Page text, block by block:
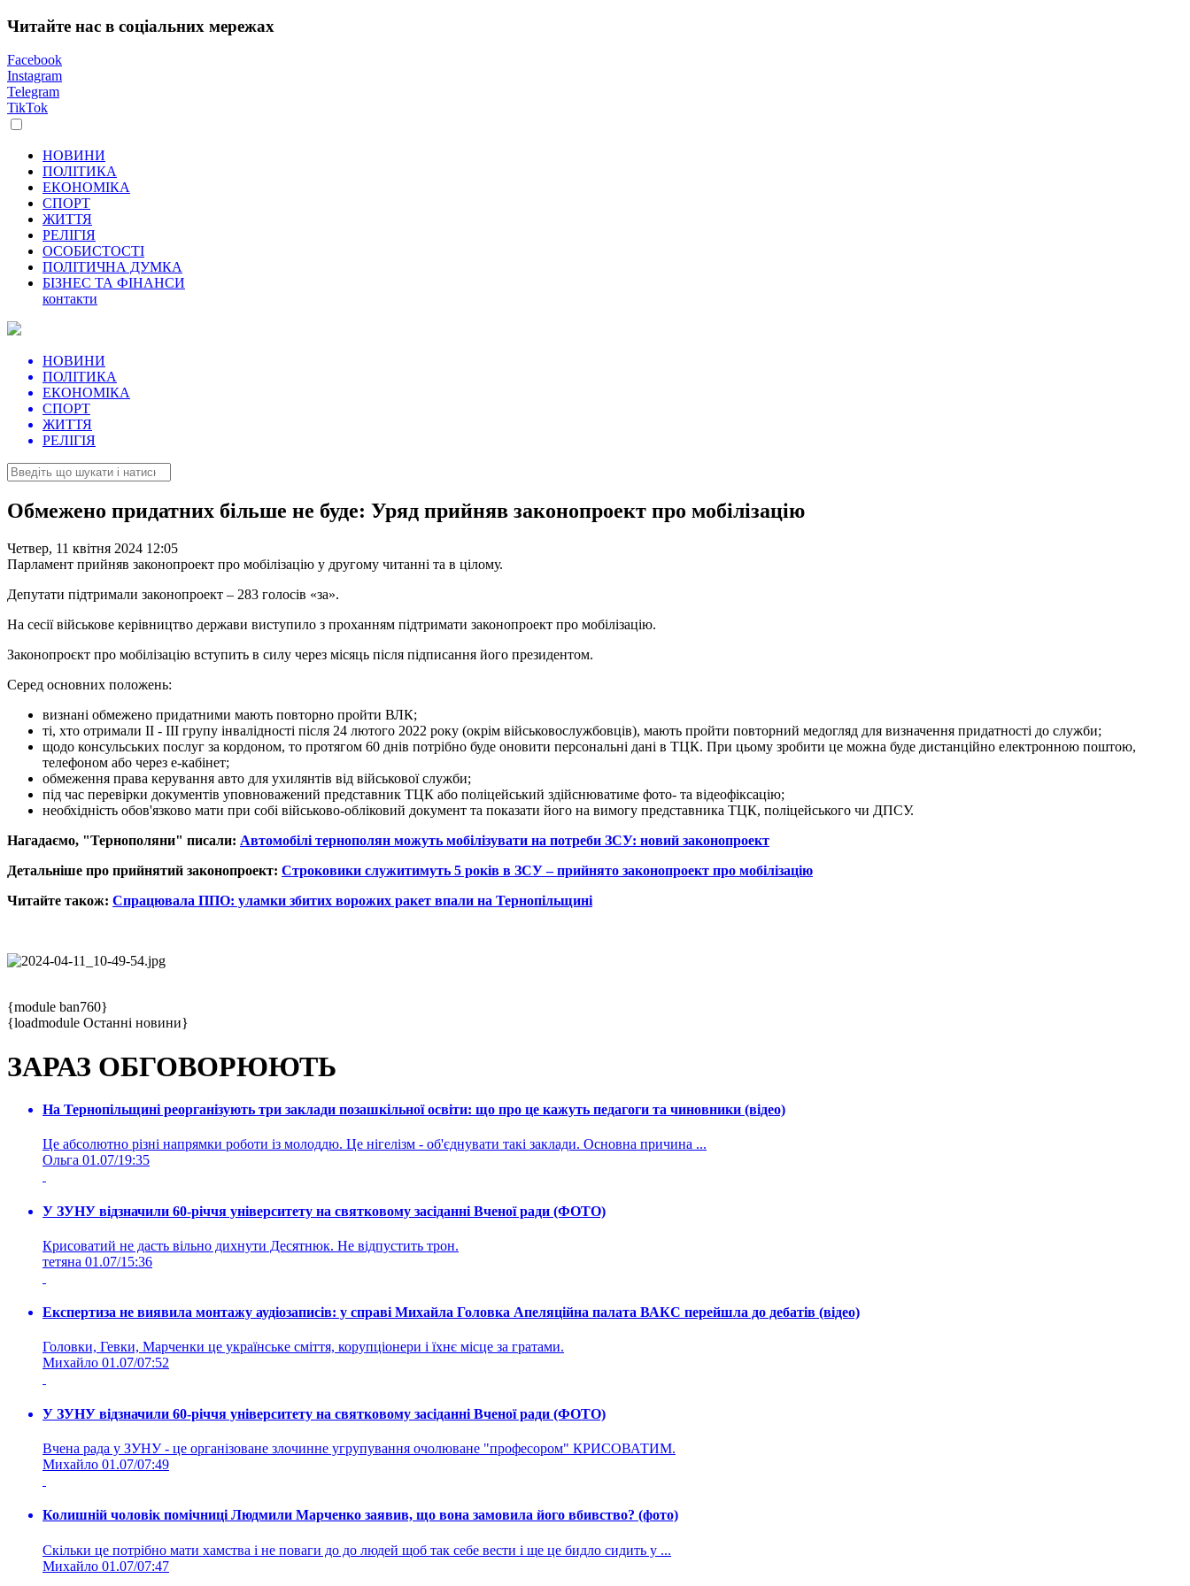
Читайте нас в соціальних мережах
Facebook
Instagram
Telegram
TikTok
НОВИНИ
ПОЛІТИКА
ЕКОНОМІКА
СПОРТ
ЖИТТЯ
РЕЛІГІЯ
ОСОБИСТОСТІ
ПОЛІТИЧНА ДУМКА
БІЗНЕС ТА ФІНАНСИ
контакти
НОВИНИ
ПОЛІТИКА
ЕКОНОМІКА
СПОРТ
ЖИТТЯ
РЕЛІГІЯ
Обмежено придатних більше не буде: Уряд прийняв законопроект про мобілізацію
Четвер, 11 квітня 2024 12:05
Парламент прийняв законопроект про мобілізацію у другому читанні та в цілому.
Депутати підтримали законопроект – 283 голосів «за».
На сесії військове керівництво держави виступило з проханням підтримати законопроект про мобілізацію.
Законопроєкт про мобілізацію вступить в силу через місяць після підписання його президентом.
Серед основних положень:
визнані обмежено придатними мають повторно пройти ВЛК;
ті, хто отримали II - III групу інвалідності після 24 лютого 2022 року (окрім військовослужбовців), мають пройти повторний медогляд для визначення придатності до служби;
щодо консульських послуг за кордоном, то протягом 60 днів потрібно буде оновити персональні дані в ТЦК. При цьому зробити це можна буде дистанційно електронною поштою,
телефоном або через е-кабінет;
обмеження права керування авто для ухилянтів від військової служби;
під час перевірки документів уповноважений представник ТЦК або поліцейський здійснюватиме фото- та відеофіксацію;
необхідність обов'язково мати при собі військово-обліковий документ та показати його на вимогу представника ТЦК, поліцейського чи ДПСУ.
Нагадаємо, "Тернополяни" писали: Автомобілі тернополян можуть мобілізувати на потреби ЗСУ: новий законопроект
Детальніше про прийнятий законопроект: Строковики служитимуть 5 років в ЗСУ – прийнято законопроект про мобілізацію
Читайте також: Спрацювала ППО: уламки збитих ворожих ракет впали на Тернопільщині
{module ban760}
{loadmodule Останні новини}
ЗАРАЗ ОБГОВОРЮЮТЬ
На Тернопільщині реорганізують три заклади позашкільної освіти: що про це кажуть педагоги та чиновники (відео)
Це абсолютно різні напрямки роботи із молоддю. Це нігелізм - об'єднувати такі заклади. Основна причина ...
Ольга 01.07/19:35
У ЗУНУ відзначили 60-річчя університету на святковому засіданні Вченої ради (ФОТО)
Крисоватий не дасть вільно дихнути Десятнюк. Не відпустить трон.
тетяна 01.07/15:36
Експертиза не виявила монтажу аудіозаписів: у справі Михайла Головка Апеляційна палата ВАКС перейшла до дебатів (відео)
Головки, Гевки, Марченки це українське сміття, корупціонери і їхнє місце за гратами.
Михайло 01.07/07:52
У ЗУНУ відзначили 60-річчя університету на святковому засіданні Вченої ради (ФОТО)
Вчена рада у ЗУНУ - це організоване злочинне угрупування очолюване "професором" КРИСОВАТИМ.
Михайло 01.07/07:49
Колишній чоловік помічниці Людмили Марченко заявив, що вона замовила його вбивство? (фото)
Скільки це потрібно мати хамства і не поваги до до людей щоб так себе вести і ще це бидло сидить у ...
Михайло 01.07/07:47